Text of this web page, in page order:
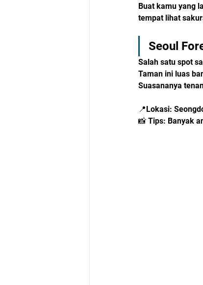
Buat kamu yang
tempat lihat
Seoul
Salah satu spot
Taman ini luas
Suasananya
📍Lokasi:
📸 Tips: Banyak